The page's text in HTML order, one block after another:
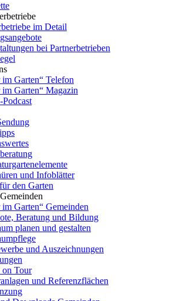
im Detail
bei Partnerbetrieben
im Garten“ Telefon
im Garten“ Magazin
Podcast
und Infoblätter
den Garten
im Garten“ Gemeinden
Beratung und Bildung
planen und gestalten
und Auszeichnungen
on Tour
und Referenzflächen